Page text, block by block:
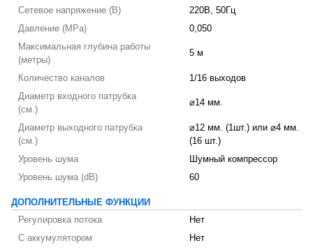
Сетевое напряжение (В)
220В, 50Гц
Давление (MPa)
0,050
Максимальная глубина работы
(метры)
5 м
Количество каналов
1/16 выходов
Диаметр входного патрубка
(см.)
⌀14 мм.
Диаметр выходного патрубка
(см.)
⌀12 мм. (1шт.) или ⌀4 мм.
(16 шт.)
Уровень шума
Шумный компрессор
Уровень шума (dB)
60
ДОПОЛНИТЕЛЬНЫЕ ФУНКЦИИ
Регулировка потока
Нет
С аккумулятором
Нет